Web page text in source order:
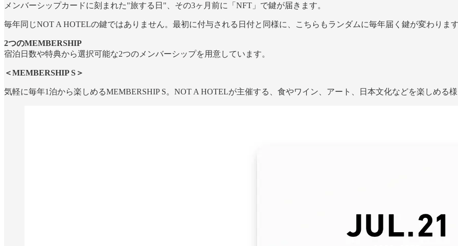
メンバーシップカードに刻まれた"旅する日"、その3ヶ月前に「NFT」で鍵が届きます。
毎年同じNOT A HOTELの鍵ではありません。最初に付与される日付と同様に、こちらもランダムに毎年届く鍵が変わりま
2つのMEMBERSHIP
宿泊日数や特典から選択可能な2つのメンバーシップを用意しています。
＜MEMBERSHIP S＞
気軽に毎年1泊から楽しめるMEMBERSHIP S。NOT A HOTELが主催する、食やワイン、アート、日本文化などを楽しめる